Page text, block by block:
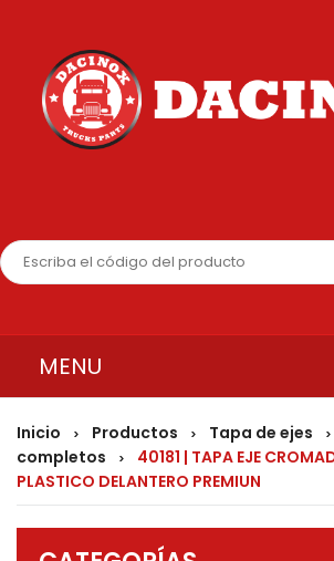
MENU
INICIO
QUIENES SOMOS
PRODUCTOS
Inicio > Productos > Tapa de ejes >
completos
>
40181 | TAPA EJE
PLASTICO DELANTERO PREMIUN